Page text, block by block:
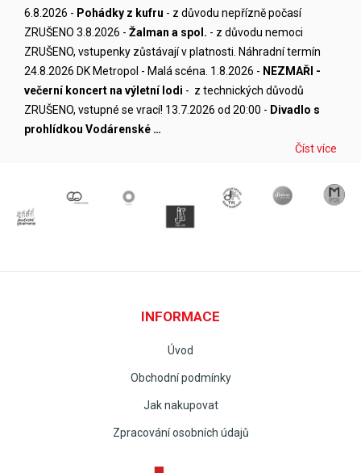
6.8.2026 - Pohádky z kufru - z důvodu nepřízně počasí
ZRUŠENO 3.8.2026 - Žalman a spol. - z důvodu nemoci
ZRUŠENO, vstupenky zůstávají v platnosti. Náhradní termín
24.8.2026 DK Metropol - Malá scéna. 1.8.2026 - NEZMAŘI -
večerní koncert na výletní lodi - z technických důvodů
ZRUŠENO, vstupné se vrací! 13.7.2026 od 20:00 - Divadlo s
prohlídkou Vodárenské …
Číst více
INFORMACE
Úvod
Obchodní podmínky
Jak nakupovat
Zpracování osobních údajů